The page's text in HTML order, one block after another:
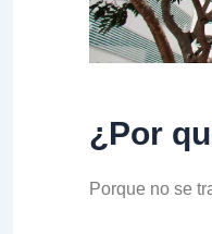
¿Por
Porque no se